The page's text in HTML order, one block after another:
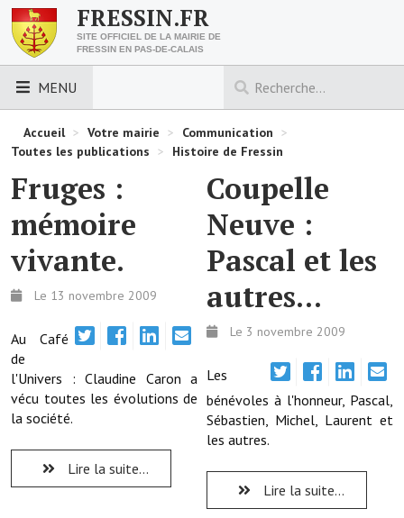
FRESSIN.FR
SITE OFFICIEL DE LA MAIRIE DE
FRESSIN EN PAS-DE-CALAIS
MENU
LES ESSENTIELS
Venir à Fressin
ACCÈS RAPIDE
Projets et travaux en cours
Accueil > Votre mairie > Communication >
Toutes les publications > Histoire de Fressin
Fruges :
mémoire
vivante.
Le 13 novembre 2009
Au Café
de
l'Univers : Claudine Caron a
vécu toutes les évolutions de
la société.
Lire la suite...
Coupelle
Neuve :
Pascal et les
autres...
Le 3 novembre 2009
Les
bénévoles à l'honneur, Pascal,
Sébastien, Michel, Laurent et
les autres.
Lire la suite...